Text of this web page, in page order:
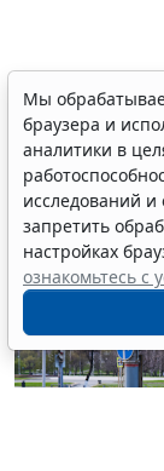
в
6 августа 2026
Мы
браузера и
аналитики в
исследований
запретить
настройках
ознакомьтесь с